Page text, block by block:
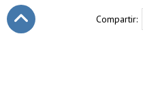
Compartir: